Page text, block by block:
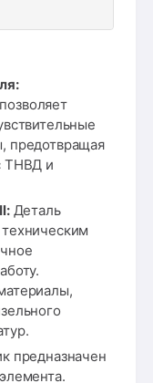
предотвращая
ТНВД и
Деталь
предназначен